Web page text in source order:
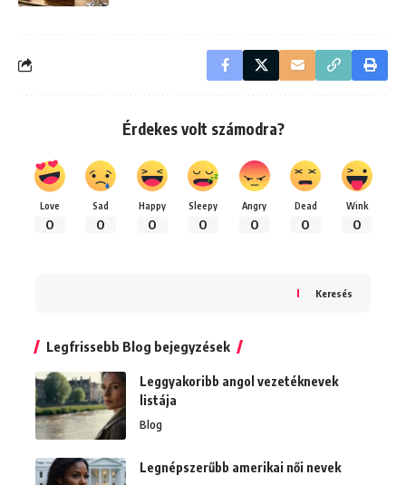
Érdekes volt számodra?
Love
0
Sad
0
Happy
0
Sleepy
0
Angry
0
Dead
0
Wink
0
Keresés
Legfrissebb Blog bejegyzések
Leggyakoribb angol vezetéknevek
listája
Blog
Legnépszerűbb amerikai női nevek